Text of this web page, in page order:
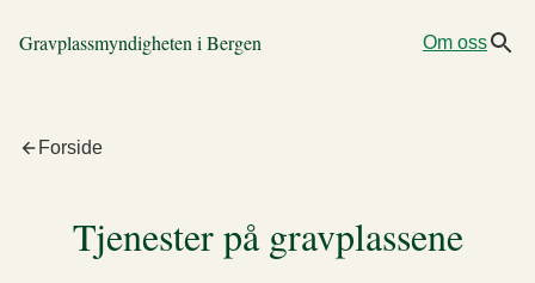
Gravplassmyndigheten i Bergen Om oss
Forside
Tjenester på gravplassene